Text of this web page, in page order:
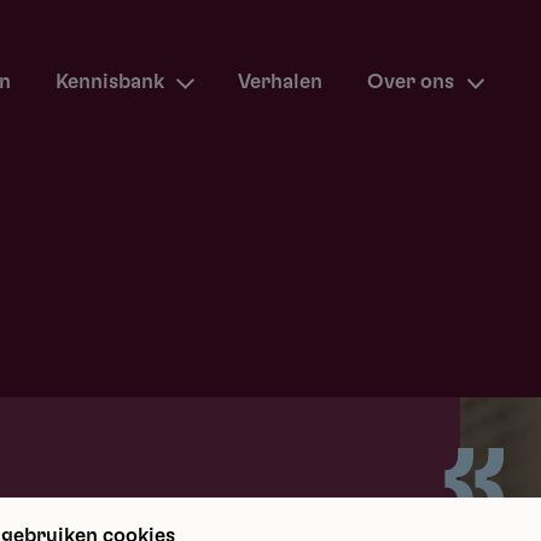
Kennisbank Verhalen Over ons
cookies